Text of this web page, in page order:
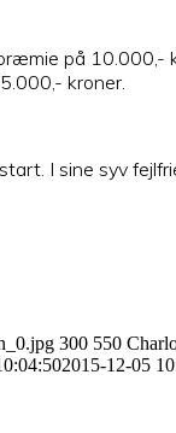
på 10.000,-
kroner.
I sine syv
300 550
2015-12-05